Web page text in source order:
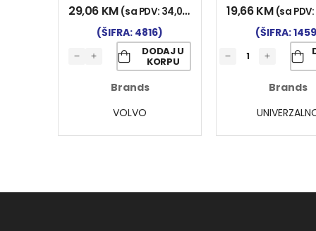
29,06 KM (sa PDV: 34,00
(ŠIFRA: 4816)
DODAJ U
KORPU
Brands
VOLVO
19,66KM (sa PDV:
(ŠIFRA:
Brands